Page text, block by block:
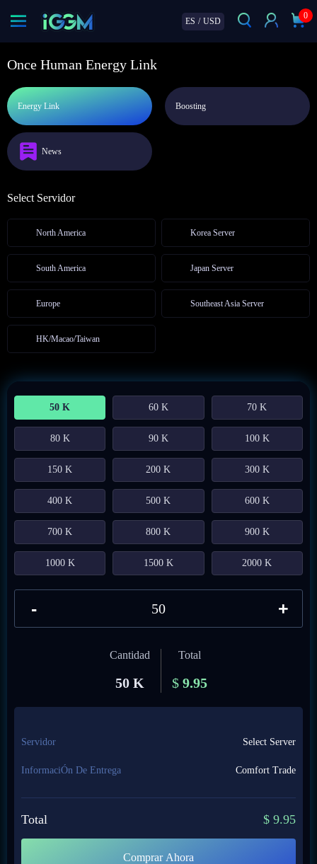
ES / USD
0
Once Human Energy Link
Energy Link Boosting
News
Select Servidor
North America Korea Server
South America Japan Server
Europe Southeast Asia Server
HK/Macao/Taiwan
50 K 60 K 70 K
80 K 90 K 100 K
150 K 200 K 300 K
400 K 500 K 600 K
700 K 800 K 900 K
1000 K 1500 K 2000 K
- +
Cantidad
50 K
Total
$ 9.95
Servidor Select Server
InformaciÓn De Entrega Comfort Trade
Total $ 9.95
Comprar Ahora